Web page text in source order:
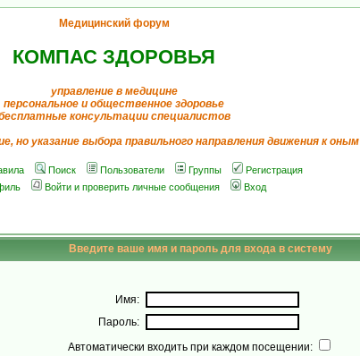
Медицинский форум
КОМПАС ЗДОРОВЬЯ
управление в медицине
персональное и общественное здоровье
консультации специалистов
но указание выбора правильного направления движения к оным
Поиск Пользователи Группы
Регистрация
Войти и проверить личные сообщения Вход
Введите ваше имя и пароль для входа в систему
Имя:
Пароль:
Автоматически входить при каждом посещении: